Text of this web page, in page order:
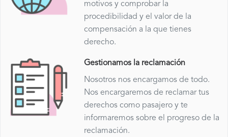
motivos y comprobar la
procedibilidad y el valor de la
compensación a la que tienes
derecho.
Gestionamos la reclamación
Nosotros nos encargamos de todo.
Nos encargaremos de reclamar tus
derechos como pasajero y te
informaremos sobre el progreso de la
reclamación.